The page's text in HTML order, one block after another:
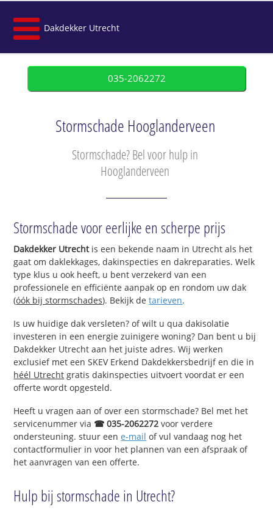
Dakdekker Utrecht
035-2062272
Stormschade Hooglanderveen
Stormschade? Bel voor hulp in
Hooglanderveen
Stormschade voor eerlijke en scherpe prijs
Dakdekker Utrechtis een bekende naam in Utrecht als het
gaat om daklekkages, dakinspecties en dakreparaties. Welk
type klus u ook heeft, u bent verzekerd van een
professionele en efficiënte aanpak op en rondom uw dak
(óók bij stormschades). Bekijk detarieven.
Is uw huidige dak versleten? of wilt u qua dakisolatie
investeren in een energie zuinigere woning? Dan bent u bij
Dakdekker Utrecht aan het juiste adres. Wij werken
exclusief met een SKEV Erkend Dakdekkersbedrijf en die in
héél Utrecht gratis dakinspecties uitvoert voordat er een
offerte wordt opgesteld.
Heeft u vragen aan of over een stormschade? Bel met het
servicenummer via ☎ 035-2062272 voor verdere
ondersteuning. stuur eene-mail of vul vandaag nog het
contactformulier in voor het plannen van een afspraak of
het aanvragen van een offerte.
Hulp bij stormschade in Utrecht?